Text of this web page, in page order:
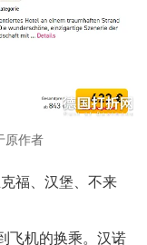
原作者
福、汉堡、不来
飞机的换乘。汉诺